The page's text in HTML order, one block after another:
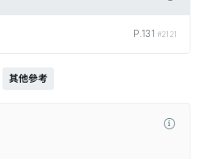
P.131 #2121
其他參考